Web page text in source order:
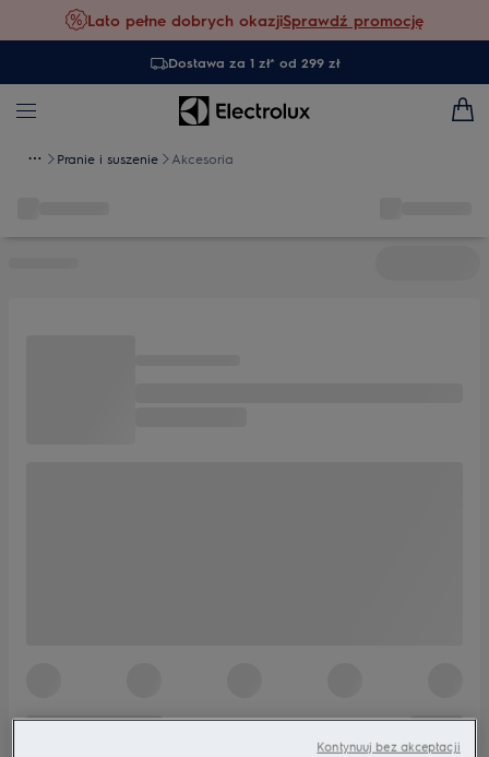
Lato pełne dobrych okazjiSprawdź promocję
Dostawa za 1 zł* od 299 zł
Pranie i suszenie Akcesoria
Kontynuuj bez akceptacji